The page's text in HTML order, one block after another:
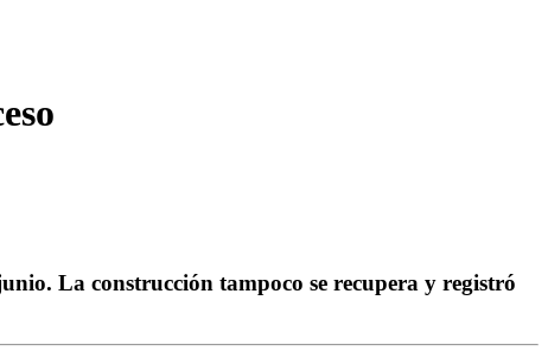
La construcción tampoco se recupera y registró